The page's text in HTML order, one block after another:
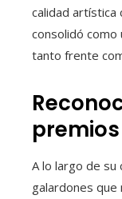
calidad artística
consolidó como
tanto frente
premios
A lo largo de
galardones que